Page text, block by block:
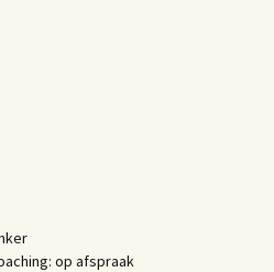
op afspraak